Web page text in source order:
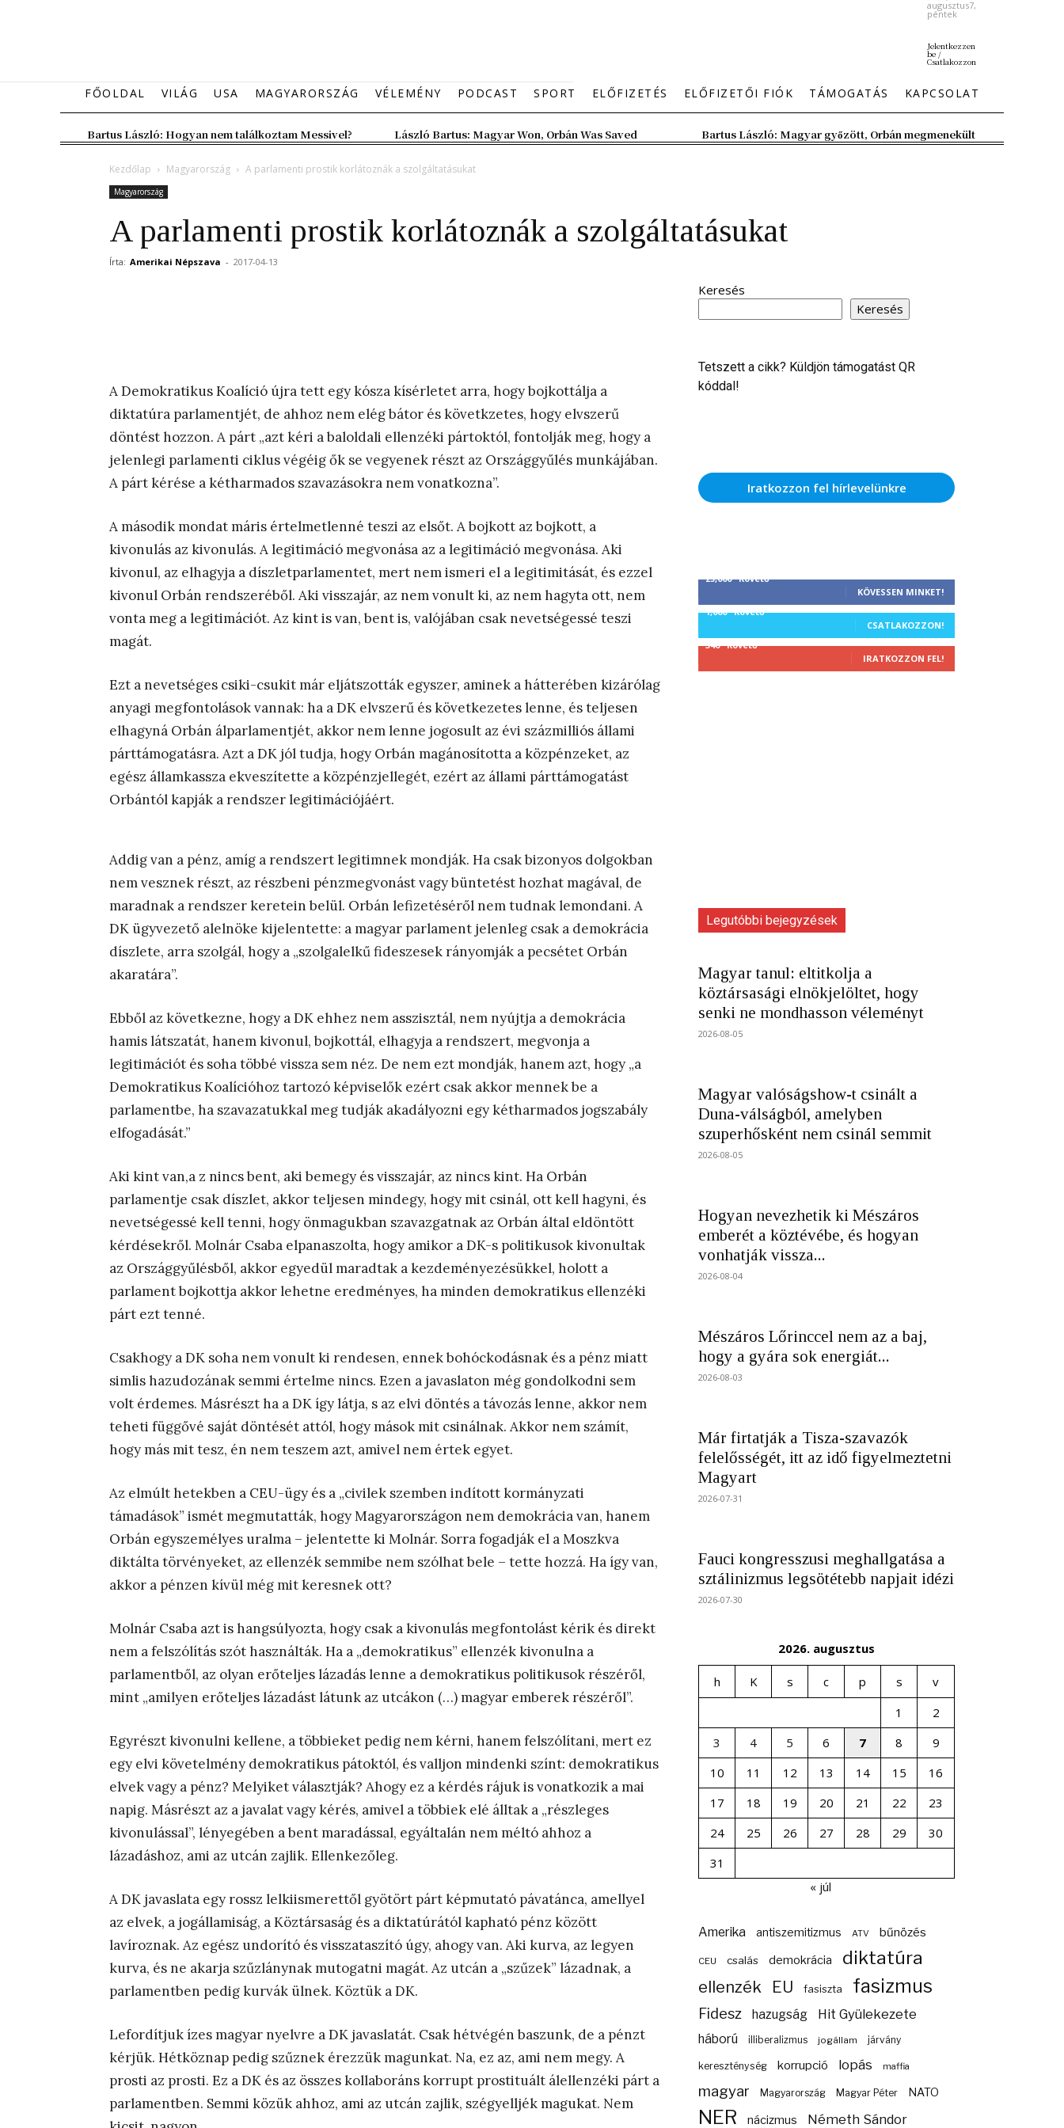
augusztus7,
péntek
Jelentkezzen
be /
Csatlakozzon
FŐOLDAL VILÁG USA MAGYARORSZÁG VÉLEMÉNY PODCAST SPORT ELŐFIZETÉS ELŐFIZETŐI FIÓK TÁMOGATÁS KAPCSOLAT
Bartus László: Hogyan nem találkoztam Messivel? László Bartus: Magyar Won, Orbán Was Saved Bartus László: Magyar győzött, Orbán megmenekült
Kezdőlap Magyarország A parlamenti prostik korlátoznák a szolgáltatásukat
Magyarország
A parlamenti prostik korlátoznák a szolgáltatásukat
Írta: Amerikai Népszava - 2017-04-13
A Demokratikus Koalíció újra tett egy kósza kísérletet arra, hogy bojkottálja a
diktatúra parlamentjét, de ahhoz nem elég bátor és követkzetes, hogy elvszerű
döntést hozzon. A párt „azt kéri a baloldali ellenzéki pártoktól, fontolják meg, hogy a
jelenlegi parlamenti ciklus végéig ők se vegyenek részt az Országgyűlés munkájában.
A párt kérése a kétharmados szavazásokra nem vonatkozna”.
A második mondat máris értelmetlenné teszi az elsőt. A bojkott az bojkott, a
kivonulás az kivonulás. A legitimáció megvonása az a legitimáció megvonása. Aki
kivonul, az elhagyja a díszletparlamentet, mert nem ismeri el a legitimitását, és ezzel
kivonul Orbán rendszeréből. Aki visszajár, az nem vonult ki, az nem hagyta ott, nem
vonta meg a legitimációt. Az kint is van, bent is, valójában csak nevetségessé teszi
magát.
Ezt a nevetséges csiki-csukit már eljátszották egyszer, aminek a hátterében kizárólag
anyagi megfontolások vannak: ha a DK elvszerű és következetes lenne, és teljesen
elhagyná Orbán álparlamentjét, akkor nem lenne jogosult az évi százmilliós állami
párttámogatásra. Azt a DK jól tudja, hogy Orbán magánosította a közpénzeket, az
egész államkassza ekveszítette a közpénzjellegét, ezért az állami párttámogatást
Orbántól kapják a rendszer legitimációjáért.
Addig van a pénz, amíg a rendszert legitimnek mondják. Ha csak bizonyos dolgokban
nem vesznek részt, az részbeni pénzmegvonást vagy büntetést hozhat magával, de
maradnak a rendszer keretein belül. Orbán lefizetéséről nem tudnak lemondani. A
DK ügyvezető alelnöke kijelentette: a magyar parlament jelenleg csak a demokrácia
díszlete, arra szolgál, hogy a „szolgalelkű fideszesek rányomják a pecsétet Orbán
akaratára”.
Ebből az következne, hogy a DK ehhez nem asszisztál, nem nyújtja a demokrácia
hamis látszatát, hanem kivonul, bojkottál, elhagyja a rendszert, megvonja a
legitimációt és soha többé vissza sem néz. De nem ezt mondják, hanem azt, hogy „a
Demokratikus Koalícióhoz tartozó képviselők ezért csak akkor mennek be a
parlamentbe, ha szavazatukkal meg tudják akadályozni egy kétharmados jogszabály
elfogadását.”
Aki kint van,a z nincs bent, aki bemegy és visszajár, az nincs kint. Ha Orbán
parlamentje csak díszlet, akkor teljesen mindegy, hogy mit csinál, ott kell hagyni, és
nevetségessé kell tenni, hogy önmagukban szavazgatnak az Orbán által eldöntött
kérdésekről. Molnár Csaba elpanaszolta, hogy amikor a DK-s politikusok kivonultak
az Országgyűlésből, akkor egyedül maradtak a kezdeményezésükkel, holott a
parlament bojkottja akkor lehetne eredményes, ha minden demokratikus ellenzéki
párt ezt tenné.
Csakhogy a DK soha nem vonult ki rendesen, ennek bohóckodásnak és a pénz miatt
simlis hazudozának semmi értelme nincs. Ezen a javaslaton még gondolkodni sem
volt érdemes. Másrészt ha a DK így látja, s az elvi döntés a távozás lenne, akkor nem
teheti függővé saját döntését attól, hogy mások mit csinálnak. Akkor nem számít,
hogy más mit tesz, én nem teszem azt, amivel nem értek egyet.
Az elmúlt hetekben a CEU-ügy és a „civilek szemben indított kormányzati
támadások” ismét megmutatták, hogy Magyarországon nem demokrácia van, hanem
Orbán egyszemélyes uralma – jelentette ki Molnár. Sorra fogadják el a Moszkva
diktálta törvényeket, az ellenzék semmibe nem szólhat bele – tette hozzá. Ha így van,
akkor a pénzen kívül még mit keresnek ott?
Molnár Csaba azt is hangsúlyozta, hogy csak a kivonulás megfontolást kérik és direkt
nem a felszólítás szót használták. Ha a „demokratikus” ellenzék kivonulna a
parlamentből, az olyan erőteljes lázadás lenne a demokratikus politikusok részéről,
mint „amilyen erőteljes lázadást látunk az utcákon (…) magyar emberek részéről”.
Egyrészt kivonulni kellene, a többieket pedig nem kérni, hanem felszólítani, mert ez
egy elvi követelmény demokratikus pátoktól, és valljon mindenki színt: demokratikus
elvek vagy a pénz? Melyiket választják? Ahogy ez a kérdés rájuk is vonatkozik a mai
napig. Másrészt az a javalat vagy kérés, amivel a többiek elé álltak a „részleges
kivonulással”, lényegében a bent maradással, egyáltalán nem méltó ahhoz a
lázadáshoz, ami az utcán zajlik. Ellenkezőleg.
A DK javaslata egy rossz lelkiismerettől gyötört párt képmutató pávatánca, amellyel
az elvek, a jogállamiság, a Köztársaság és a diktatúrától kapható pénz között
lavíroznak. Az egész undorító és visszataszító úgy, ahogy van. Aki kurva, az legyen
kurva, és ne akarja szűzlánynak mutogatni magát. Az utcán a „szűzek” lázadnak, a
parlamentben pedig kurvák ülnek. Köztük a DK.
Lefordítjuk ízes magyar nyelvre a DK javaslatát. Csak hétvégén baszunk, de a pénzt
kérjük. Hétköznap pedig szűznek érezzük magunkat. Na, ez az, ami nem megy. A
prosti az prosti. Ez a DK és az összes kollaboráns korrupt prostituált álellenzéki párt a
parlamentben. Semmi közük ahhoz, ami az utcán zajlik, szégyelljék magukat. Nem
Keresés
Keresés
Tetszett a cikk? Küldjön támogatást QR
kóddal!
Iratkozzon fel hírlevelünkre
25,000 Követő
KÖVESSEN MINKET!
1,000 Követő
CSATLAKOZZON!
340 Követő
IRATKOZZON FEL!
Legutóbbi bejegyzések
Magyar tanul: eltitkolja a
köztársasági elnökjelöltet, hogy
senki ne mondhasson véleményt
2026-08-05
Magyar valóságshow-t csinált a
Duna-válságból, amelyben
szuperhősként nem csinál semmit
2026-08-05
Hogyan nevezhetik ki Mészáros
emberét a köztévébe, és hogyan
vonhatják vissza...
2026-08-04
Mészáros Lőrinccel nem az a baj,
hogy a gyára sok energiát...
2026-08-03
Már firtatják a Tisza-szavazók
felelősségét, itt az idő figyelmeztetni
Magyart
2026-07-31
Fauci kongresszusi meghallgatása a
sztálinizmus legsötétebb napjait idézi
2026-07-30
2026. augusztus
h K s c p s
v
1
2
3
4 5 6 7 8
9
10
11 12 13 14 15
16
17
18 19 20 21 22
23
24
25 26 27 28 29
30
31
« júl
Amerika antiszemitizmus ATV bűnözés
CEU csalás demokrácia diktatúra
ellenzék EU fasiszta fasizmus
Fidesz hazugság Hit Gyülekezete
háború illiberalizmus jogállam járvány
kereszténység korrupció lopás maffia
magyar Magyarország Magyar Péter NATO
NER nácizmus Németh Sándor